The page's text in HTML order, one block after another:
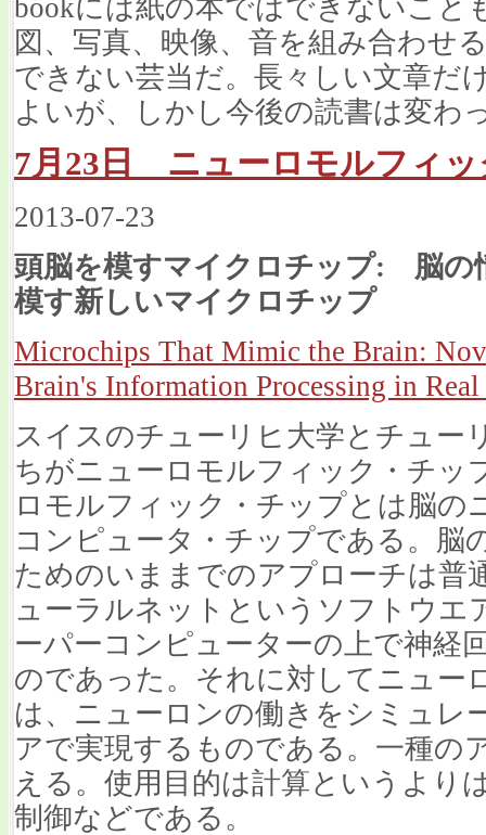
bookには紙の本ではできないこと
図、写真、映像、音を組み合わせ
できない芸当だ。長々しい文章だ
よいが、しかし今後の読書は変わ
7月23日 ニューロモルフィッ
2013-07-23
頭脳を模すマイクロチップ: 脳の
模す新しいマイクロチップ
Microchips That Mimic the Brain:
Brain's Information Processing in
スイスのチューリヒ大学とチュー
ちがニューロモルフィック・チッ
ロモルフィック・チップとは脳の
コンピュータ・チップである。脳
ためのいままでのアプローチは普
ューラルネットというソフトウエ
ーパーコンピューターの上で神経
のであった。それに対してニュー
は、ニューロンの働きをシミュレ
アで実現するものである。一種の
える。使用目的は計算というより
制御などである。